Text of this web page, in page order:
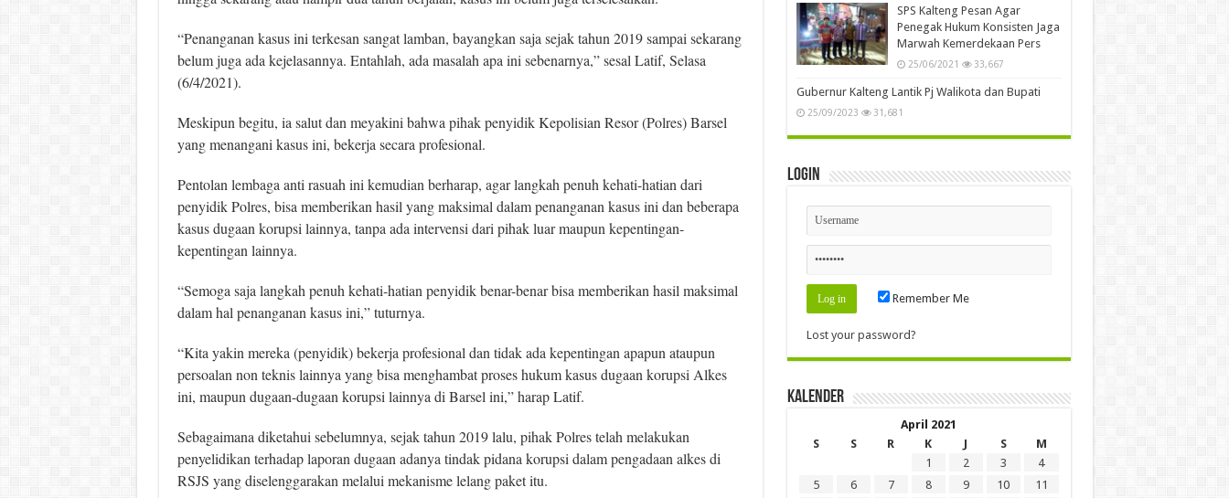
“Penanganan kasus ini terkesan sangat lamban, bayangkan saja sejak tahun 2019 sampai sekarang
belum juga ada kejelasannya. Entahlah, ada masalah apa ini sebenarnya,” sesal Latif, Selasa
(6/4/2021).
Meskipun begitu, ia salut dan meyakini bahwa pihak penyidik Kepolisian Resor (Polres) Barsel
yang menangani kasus ini, bekerja secara profesional.
Pentolan lembaga anti rasuah ini kemudian berharap, agar langkah penuh kehati-hatian dari
penyidik Polres, bisa memberikan hasil yang maksimal dalam penanganan kasus ini dan beberapa
kasus dugaan korupsi lainnya, tanpa ada intervensi dari pihak luar maupun kepentingan-
kepentingan lainnya.
“Semoga saja langkah penuh kehati-hatian penyidik benar-benar bisa memberikan hasil maksimal
dalam hal penanganan kasus ini,” tuturnya.
“Kita yakin mereka (penyidik) bekerja profesional dan tidak ada kepentingan apapun ataupun
persoalan non teknis lainnya yang bisa menghambat proses hukum kasus dugaan korupsi Alkes
ini, maupun dugaan-dugaan korupsi lainnya di Barsel ini,” harap Latif.
Sebagaimana diketahui sebelumnya, sejak tahun 2019 lalu, pihak Polres telah melakukan
penyelidikan terhadap laporan dugaan adanya tindak pidana korupsi dalam pengadaan alkes di
RSJS yang diselenggarakan melalui mekanisme lelang paket itu.
SPS Kalteng Pesan Agar
Penegak Hukum Konsisten Jaga
Marwah Kemerdekaan Pers
25/06/2021 33,667
Gubernur Kalteng Lantik Pj Walikota dan Bupati
25/09/2023 31,681
Login
Remember Me
Lost your password?
Kalender
April 2021
S
S R K J S
M
1
2 3
4
5
6 7 8 9 10
11